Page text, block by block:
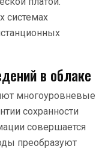
системах
в облаке
многоуровневые
сохранности
совершается
преобразуют